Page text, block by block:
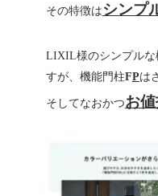
その特徴は シンプ
LIXIL様のシンプルな
すが、機能門柱FPは
そしてなおかつお